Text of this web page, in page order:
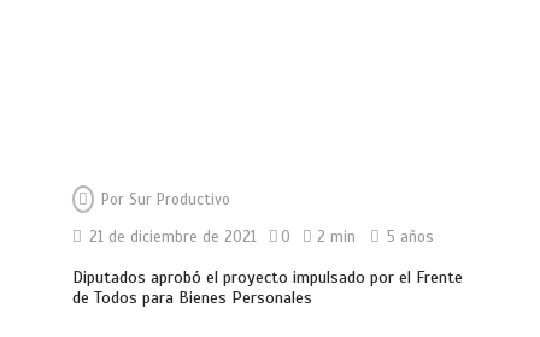
Por Sur Productivo
21 de diciembre de 2021
0 2 min 5 años
Diputados aprobó el proyecto impulsado por el Frente
de Todos para Bienes Personales